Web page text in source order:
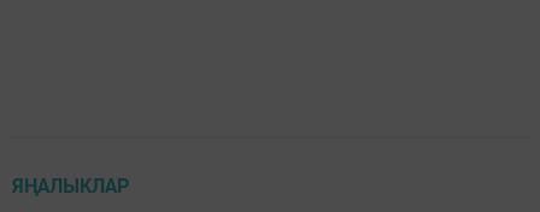
ЯҢАЛЫКЛАР